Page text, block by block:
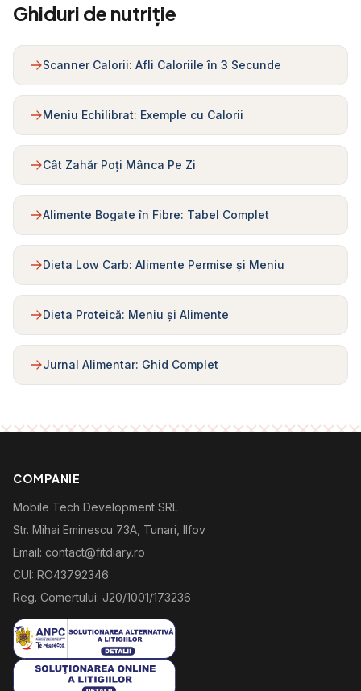
Ghiduri de nutriție
Scanner Calorii: Afli Caloriile în 3 Secunde
Meniu Echilibrat: Exemple cu Calorii
Cât Zahăr Poți Mânca Pe Zi
Alimente Bogate în Fibre: Tabel Complet
Dieta Low Carb: Alimente Permise și Meniu
Dieta Proteică: Meniu și Alimente
Jurnal Alimentar: Ghid Complet
COMPANIE
Mobile Tech Development SRL
Str. Mihai Eminescu 73A, Tunari, Ilfov
Email: contact@fitdiary.ro
CUI: RO43792346
Reg. Comertului: J20/1001/173236